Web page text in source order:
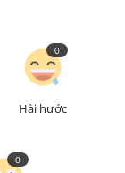
Hài hước
0
0